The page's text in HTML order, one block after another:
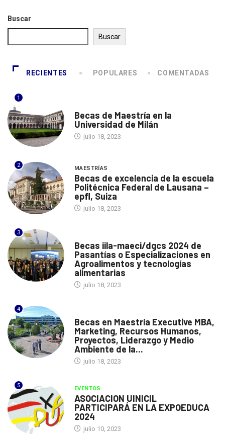
Buscar
Buscar
RECIENTES POPULARES COMENTADAS
1
Becas de Maestría en la
Universidad de Milán
julio 18, 2023
2 MAESTRÍAS
Becas de excelencia de la escuela
Politécnica Federal de Lausana –
epfl, Suiza
julio 18, 2023
3
Becas iila-maeci/dgcs 2024 de
Pasantías o Especializaciones en
Agroalimentos y tecnologías
alimentarias
julio 18, 2023
4
Becas en Maestría Executive MBA,
Marketing, Recursos Humanos,
Proyectos, Liderazgo y Medio
Ambiente de la...
julio 18, 2023
5 EVENTOS
ASOCIACION UINICIL
PARTICIPARÁ EN LA EXPOEDUCA
2024
julio 10, 2023